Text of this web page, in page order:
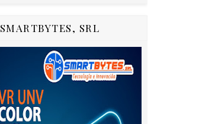
SMARTBYTES, SRL